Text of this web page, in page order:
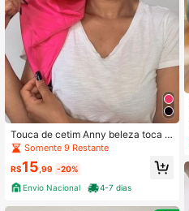
Touca de cetim Anny beleza toca lo
nga de cetim seda com regulador p
ara tranças dreads e cabelos longo
s cetim
Somente 9 Restante
R$15 ,99 -20%
Envio Nacional
4-7 dias